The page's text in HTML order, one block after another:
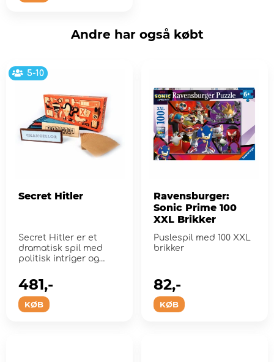
Andre har også købt
5-10
Secret Hitler
Secret Hitler er et
dramatisk spil med
politisk intriger og
sat...
KØB
481,-
Ravensburger:
Sonic Prime 100
XXL Brikker
Puslespil med 100 XXL
brikker
KØB
82,-